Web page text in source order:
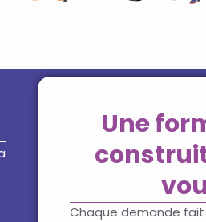
Une
Chaque demande fait